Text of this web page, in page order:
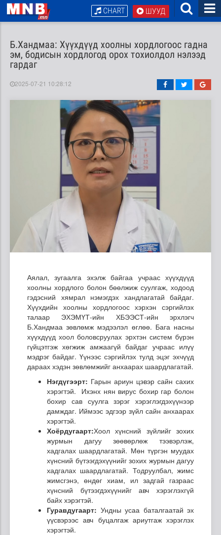
ШУУД
CHART
Б.Хандмаа: Хүүхдүүд хоолны хордлогоос гадна
эм, бодисын хордлогод орох тохиолдол нэлээд
гардаг
2025-07-21 10:28:12
Аялал, зугаалга эхэлж байгаа учраас хүүхдүүд
хоолны хордлого болон бөөлжиж суулгаж, ходоод
гэдэсний хямрал нэмэгдэх хандлагатай байдаг.
Хүүхдийн хоолны хордлогоос хэрхэн сэргийлэх
талаар ЭХЭМҮТ-ийн ХБЭЭСТ-ийн эрхлэгч
Б.Хандмаа зөвлөмж мэдээлэл өглөө. Бага насны
хүүхдүүд хоол боловсруулах эрхтэн систем бүрэн
гүйцэтгэж хөгжиж амжаагүй байдаг учраас илүү
мэдрэг байдаг. Үүнээс сэргийлэх тулд эцэг эхчүүд
дараах хэдэн зөвлөмжийг анхаарах шаардлагатай.
Нэгдүгээрт: Гарын ариун цэвэр сайн сахих
хэрэгтэй. Ихэнх нян вирус бохир гар болон
бохир сав суулга зэрэг хэрэглэгдэхүүнээр
дамждаг. Иймээс эдгээр зүйл сайн анхаарах
хэрэгтэй.
Хоёрдугаарт:Хоол хүнсний зүйлийг зохих
журмын дагуу зөөвөрлөж тээвэрлэж,
хадгалах шаардлагатай. Мөн түргэн муудах
хүнсний бүтээгдэхүүнийг зохих журмын дагуу
хадгалах шаардлагатай. Тодруулбал, жимс
жимсгэнэ, өндөг хиам, ил задгай газраас
хүнсний бүтээгдэхүүнийг авч хэрэглэхгүй
байх хэрэгтэй.
Гуравдугаарт: Ундны усаа баталгаатай эх
үүсвэрээс авч буцалгаж ариутгаж хэрэглэх
хэрэгтэй.